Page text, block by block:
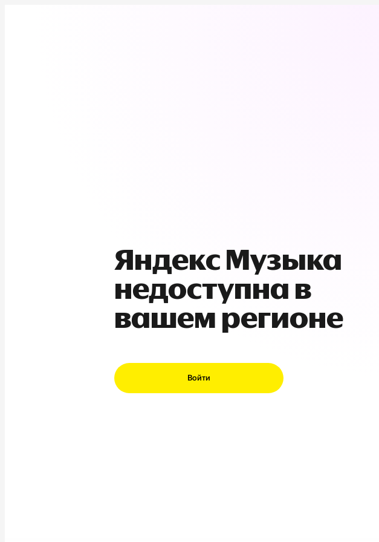
Яндекс Музыка
недоступна в
вашем регионе
Войти